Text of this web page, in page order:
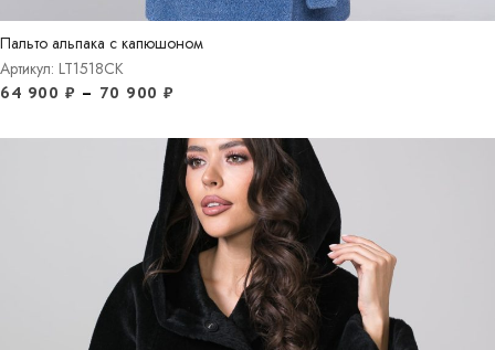
Пальто альпака с капюшоном
Артикул: LT1518CK
64 900 ₽ – 70 900 ₽